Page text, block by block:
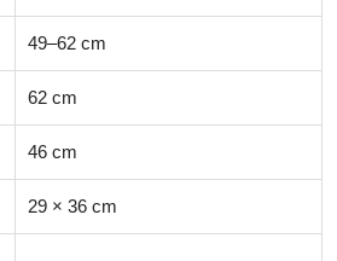
49–62 cm
62 cm
46 cm
29 × 36 cm